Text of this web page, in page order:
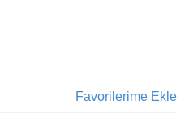
Favorilerime Ekle